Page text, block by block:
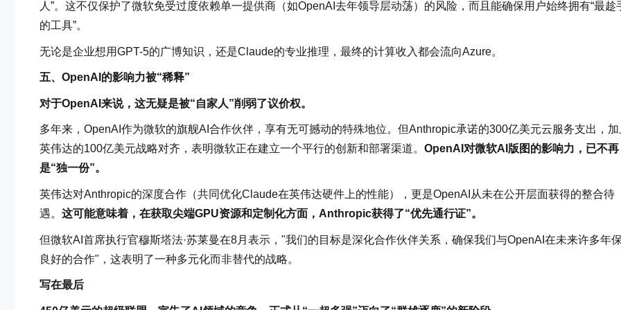
人”。这不仅保护了微软免受过度依赖单一提供商（如OpenAI去年领导层动荡）的风险，而且能确保用户始终拥有“最趁
的工具”。
无论是企业想用GPT-5的广博知识，还是Claude的专业推理，最终的计算收入都会流向Azure。
五、OpenAI的影响力被“稀释”
对于OpenAI来说，这无疑是被“自家人”削弱了议价权。
多年来，OpenAI作为微软的旗舰AI合作伙伴，享有无可撼动的特殊地位。但Anthropic承诺的300亿美元云服务支出，加
英伟达的100亿美元战略对齐，表明微软正在建立一个平行的创新和部署渠道。 OpenAI对微软AI版图的影响力，已不再
是“独一份”。
英伟达对Anthropic的深度合作（共同优化Claude在英伟达硬件上的性能），更是OpenAI从未在公开层面获得的整合待
遇。 这可能意味着，在获取尖端GPU资源和定制化方面，Anthropic获得了“优先通行证”。
但微软AI首席执行官穆斯塔法·苏莱曼在8月表示，"我们的目标是深化合作伙伴关系，确保我们与OpenAI在未来许多年
良好的合作"，这表明了一种多元化而非替代的战略。
写在最后